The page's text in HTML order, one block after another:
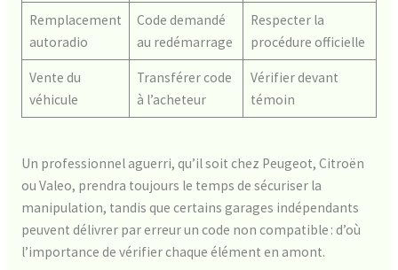
Remplacement
autoradio
Code demandé
au redémarrage
Respecter la
procédure officielle
Vente du
véhicule
Transférer code
à l’acheteur
Vérifier devant
témoin
Un professionnel aguerri, qu’il soit chez Peugeot, Citroën
ou Valeo, prendra toujours le temps de sécuriser la
manipulation, tandis que certains garages indépendants
peuvent délivrer par erreur un code non compatible : d’où
l’importance de vérifier chaque élément en amont.